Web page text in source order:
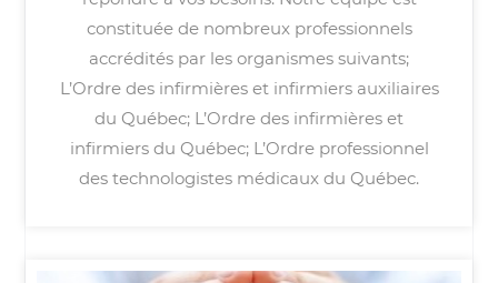
constituée de nombreux professionnels
accrédités par les organismes suivants;
L’Ordre des infirmières et infirmiers auxiliaires
du Québec; L’Ordre des infirmières et
infirmiers du Québec; L’Ordre professionnel
des technologistes médicaux du Québec.